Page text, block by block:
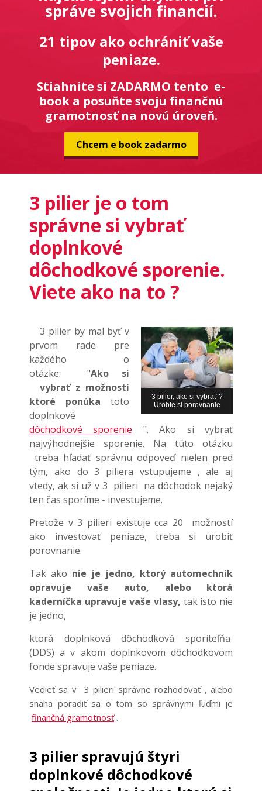
správe svojich financií.
21 tipov ako ochrániť vaše
peniaze.
Stiahnite si ZADARMO tento e-
book a posuňte svoju finančnú
gramotnosť na novú úroveň.
Chcem e book zadarmo
3 pilier je o tom
správne si vybrať
doplnkové
dôchodkové sporenie.
Viete ako na to ?
3 pilier, ako si vybrať ?
Urobte si porovnanie
3 pilier by mal byť v
prvom rade pre
každého o
otázke: "Ako si
vybrať z možností
ktoré ponúkatoto
doplnkové
dôchodkové sporenie ". Ako si vybrať
najvýhodnejšie sporenie. Na túto otázku
treba hľadať správnu odpoveď nielen pred
tým, ako do 3 piliera vstupujeme , ale aj
vtedy, ak si už v 3 pilieri na dôchodok nejaký
ten čas sporíme - investujeme.
Pretože v 3 pilieri existuje cca 20 možností
ako investovať peniaze, treba si urobiť
porovnanie.
Tak ako nie je jedno, ktorý automechnik
opravuje vaše auto, alebo ktorá
kaderníčka upravuje vaše vlasy, tak isto nie
je jedno,
ktorá doplnková dôchodková sporiteľňa
(DDS) a v akom doplnkovom dôchodkovom
fonde spravuje vaše peniaze.
Vedieť sa v 3 pilieri správne rozhodovať , alebo
snaha poradiť sa o tom so správnymi ľuďmi je
finančná gramotnosť.
3 pilier spravujú štyri
doplnkové dôchodkové